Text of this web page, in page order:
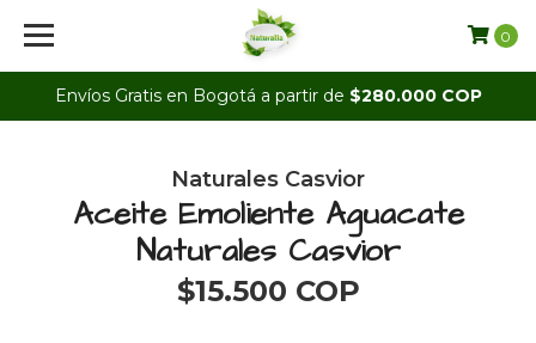
Envíos Gratis en Bogotá a partir de $280.000 COP
0
Naturales Casvior
Aceite Emoliente Aguacate
Naturales Casvior
$15.500 COP